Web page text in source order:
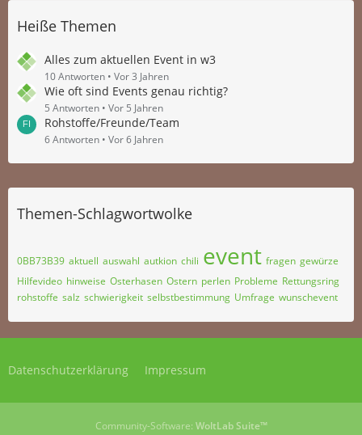
Heiße Themen
Alles zum aktuellen Event in w3
10 Antworten Vor 3 Jahren
Wie oft sind Events genau richtig?
5 Antworten Vor 5 Jahren
Rohstoffe/Freunde/Team
6 Antworten Vor 6 Jahren
Themen-Schlagwortwolke
0BB73B39 aktuell auswahl autkion chili event fragen gewürze
Hilfevideo hinweise Osterhasen Ostern perlen Probleme Rettungsring
rohstoffe salz schwierigkeit selbstbestimmung Umfrage wunschevent
Datenschutzerklärung Impressum
Community-Software: WoltLab Suite™